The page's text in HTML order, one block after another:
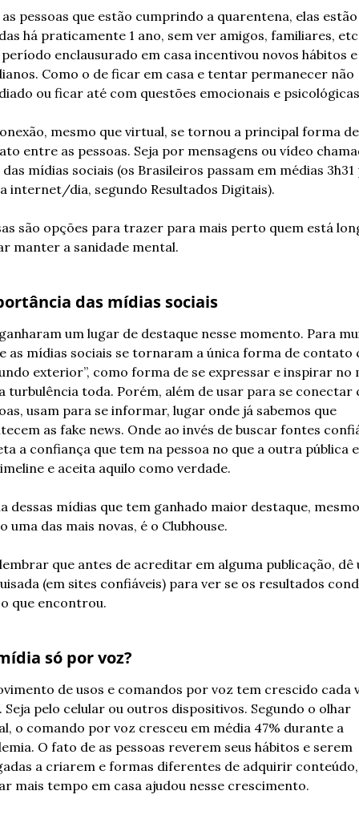
pessoas que estão cumprindo a quarentena, elas estão
há praticamente 1 ano, sem ver amigos, familiares,
período enclausurado em casa incentivou novos hábitos e
Como o de ficar em casa e tentar permanecer não
ou ficar até com questões emocionais e
mesmo que virtual, se tornou a principal forma de
entre as pessoas. Seja por mensagens ou vídeo
das mídias sociais (os Brasileiros passam em médias
internet/dia, segundo Resultados Digitais).
são opções para trazer para mais perto quem está
manter a sanidade mental.
das mídias sociais
um lugar de destaque nesse momento. Para
as mídias sociais se tornaram a única forma de contato
exterior”, como forma de se expressar e inspirar no
turbulência toda. Porém, além de usar para se conectar
usam para se informar, lugar onde já sabemos que
as fake news. Onde ao invés de buscar fontes
a confiança que tem na pessoa no que a outra pública
e aceita aquilo como verdade.
dessas mídias que tem ganhado maior destaque, mesmo
uma das mais novas, é o Clubhouse.
que antes de acreditar em alguma publicação, dê
(em sites confiáveis) para ver se os resultados
que encontrou.
só por voz?
de usos e comandos por voz tem crescido cada
Seja pelo celular ou outros dispositivos. Segundo o olhar
o comando por voz cresceu em média 47% durante a
O fato de as pessoas reverem seus hábitos e serem
a criarem e formas diferentes de adquirir
mais tempo em casa ajudou nesse crescimento.